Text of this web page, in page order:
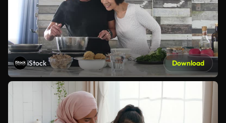
iStock Download